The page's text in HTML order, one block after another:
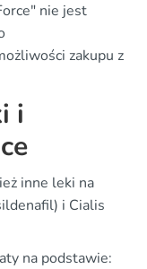
nie jest
zakupu z
i
inne leki na
i Cialis
na podstawie: